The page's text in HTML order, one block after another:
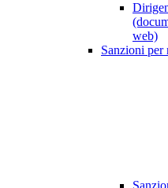
web)
Sanzioni per